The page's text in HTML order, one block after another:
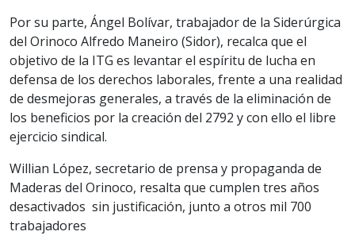
Por su parte, Ángel Bolívar, trabajador de la Siderúrgica
del Orinoco Alfredo Maneiro (Sidor), recalca que el
objetivo de la ITG es levantar el espíritu de lucha en
defensa de los derechos laborales, frente a una realidad
de desmejoras generales, a través de la eliminación de
los beneficios por la creación del 2792 y con ello el libre
ejercicio sindical.
Willian López, secretario de prensa y propaganda de
Maderas del Orinoco, resalta que cumplen tres años
desactivados sin justificación, junto a otros mil 700
trabajadores